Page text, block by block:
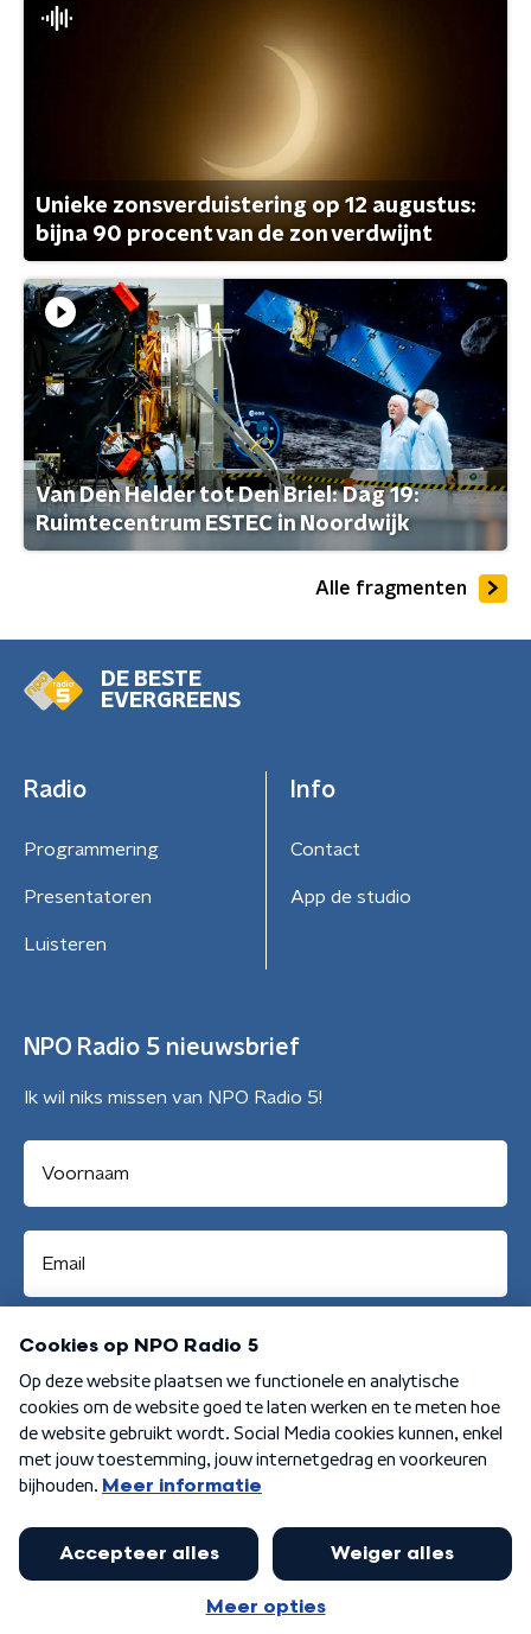
Unieke zonsverduistering op 12 augustus:
bijna 90 procent van de zon verdwijnt
Van Den Helder tot Den Briel: Dag 19:
Ruimtecentrum ESTEC in Noordwijk
Alle fragmenten
DE BESTE
EVERGREENS
Radio
Programmering
Presentatoren
Luisteren
Info
Contact
App de studio
NPO Radio 5 nieuwsbrief
Ik wil niks missen van NPO Radio 5!
Aanmelden
Algemene voorwaarden Privacybeleid